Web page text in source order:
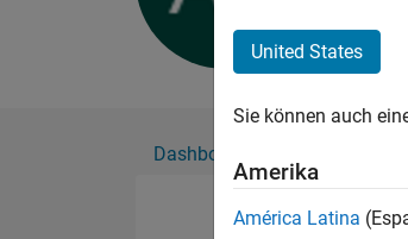
Dashboard
United States
Sie können auch
Amerika
América Latina